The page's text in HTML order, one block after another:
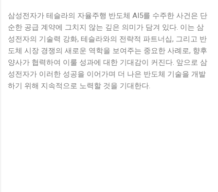
삼성전자가 테슬라의 자율주행 반도체 AI5를 수주한 사건은 단
순한 공급 계약에 그치지 않는 깊은 의미가 담겨 있다. 이는 삼
성전자의 기술력 강화, 테슬라와의 전략적 파트너십, 그리고 반
도체 시장 경쟁의 새로운 역학을 보여주는 중요한 사례로, 향후
양사가 협력하여 이룰 성과에 대한 기대감이 커진다. 앞으로 삼
성전자가 이러한 성공을 이어가며 더 나은 반도체 기술을 개발
하기 위해 지속적으로 노력할 것을 기대한다.